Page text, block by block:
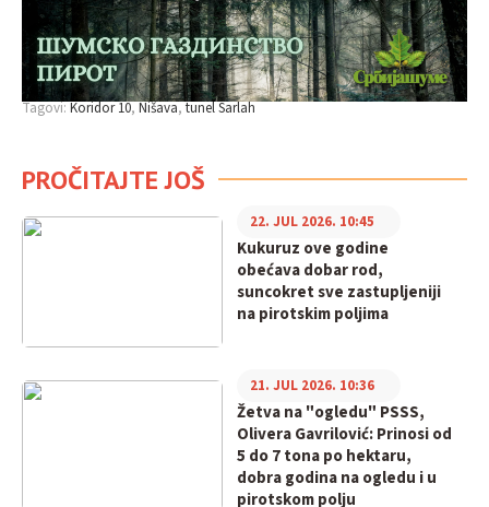
Tagovi:Koridor 10 Nišava tunel Sarlah
PROČITAJTE JOŠ
Kukuruz ove godine
obećava dobar rod,
suncokret sve zastupljeniji
na pirotskim poljima
22. JUL 2026. 10:45
Žetva na "ogledu" PSSS,
Olivera Gavrilović: Prinosi od
5 do 7 tona po hektaru,
dobra godina na ogledu i u
pirotskom polju
21. JUL 2026. 10:36